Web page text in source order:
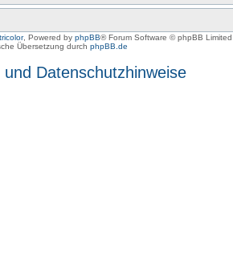
, Powered by phpBB® Forum Software © phpBB Limited
Übersetzung durch phpBB.de
Datenschutzhinweise